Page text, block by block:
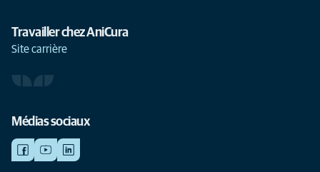
Travailler chez AniCura
Site carrière
Médias sociaux